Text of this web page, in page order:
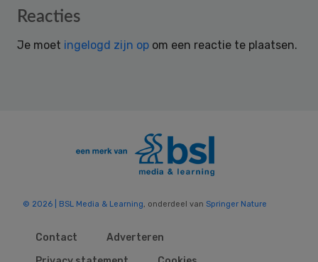
Reader
Reacties
Je moet ingelogd zijn op om een reactie te plaatsen.
© 2026 | BSL Media & Learning, onderdeel van Springer Nature
Contact
Adverteren